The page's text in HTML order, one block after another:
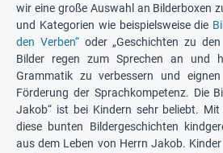
wir eine große Auswahl an Bilderboxen
und Kategorien wie beispielsweise die
den Verben“oder „Geschichten zu den
Bilder regen zum Sprechen an und
Grammatik zu verbessern und
Förderung der Sprachkompetenz. Die
Jakob“ ist bei Kindern sehr beliebt.
diese bunten Bildergeschichten
aus dem Leben von Herrn Jakob.